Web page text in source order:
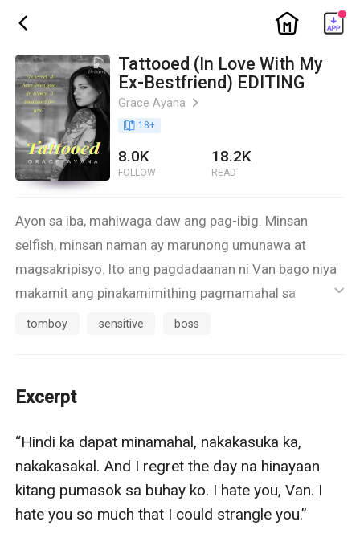
ic_back ic_home
Tattooed (In Love With My
Ex-Bestfriend) EDITING
Grace Ayana ic_arrow_right
book_age 18+
8.0K
FOLLOW
18.2K
READ
Ayon sa iba, mahiwaga daw ang pag-ibig. Minsan
selfish, minsan naman ay marunong umunawa at
magsakripisyo. Ito ang pagdadaanan ni Van bago niya
makamit ang pinakamimithing pagmamahal sa
lalaking tanging nagpatibok, nagpapatibok at
ic_default
tomboy sensitive boss
Excerpt
“Hindi ka dapat minamahal, nakakasuka ka,
nakakasakal. And I regret the day na hinayaan
kitang pumasok sa buhay ko. I hate you, Van. I
hate you so much that I could strangle you.”